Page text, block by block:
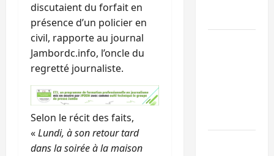
discutaient du forfait en
présence d’un policier en
civil, rapporte au journal
Jambordc.info, l’oncle du
regretté journaliste.
Selon le récit des faits,
«Lundi, à son retour tard
dans la soirée à la maison